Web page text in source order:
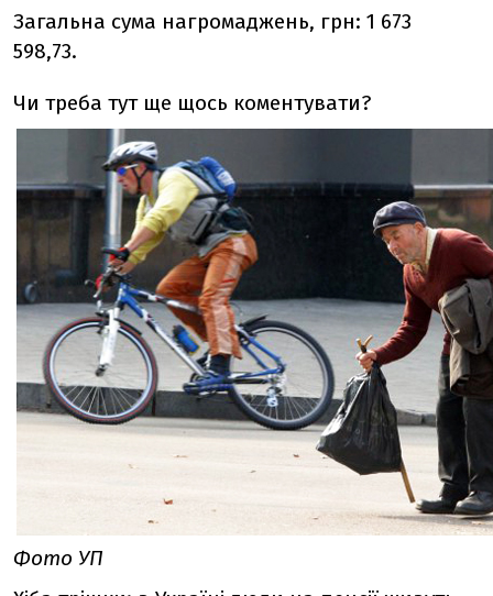
Загальна сума нагромаджень, грн: 1 673
598,73.
Чи треба тут ще щось коментувати?
Фото УП